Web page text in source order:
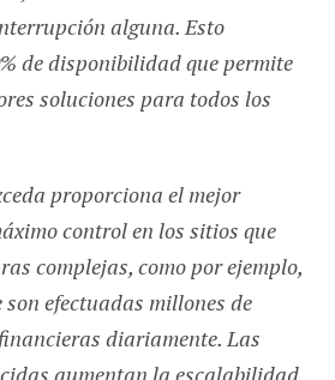
alguna. Esto
de disponibilidad que permite
soluciones para todos los
proporciona el mejor
control en los sitios que
complejas, como por ejemplo,
son efectuadas millones de
diariamente. Las
aumentan la escalabilidad